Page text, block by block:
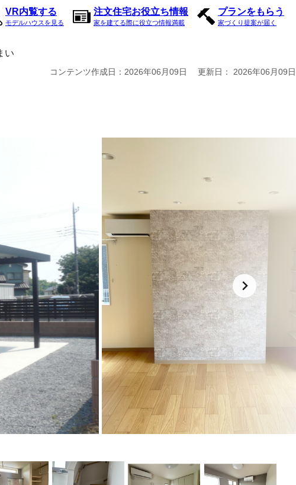
VR内覧する
モデルハウスを見る
注文住宅お役立ち情報
家を建てる際に役立つ情報満載
プランをもらう
家づくり提案が届く
い
コンテンツ作成日： 2026年06月09日 更新日： 2026年06月09日